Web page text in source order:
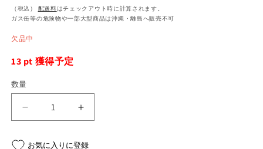
常
価
格
ー
ル
格
（税込） 配送料はチェックアウト時に計算されます。
ガス缶等の危険物や一部大型商品は沖縄・離島へ販売不可
欠品中
13 pt 獲得予定
数量
ク
ZETA
ク
お気に入りに登録